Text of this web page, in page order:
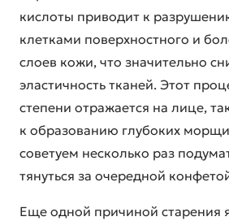
кислоты приводит к
клетками поверхностного и
слоев кожи, что значительно
эластичность тканей. Этот
степени отражается на лице,
к образованию глубоких
советуем несколько раз
тянуться за очередной
Еще одной причиной старения